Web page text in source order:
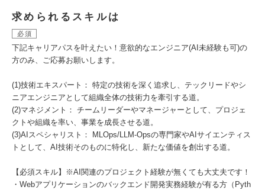
求められるスキルは
必須
下記キャリアパスを叶えたい！意欲的なエンジニア(AI未経験も可)の
方のみ、ご応募お願いします。
(1)技術エキスパート： 特定の技術を深く追求し、テックリードやシ
ニアエンジニアとして組織全体の技術力を牽引する道。
(2)マネジメント： チームリーダーやマネージャーとして、プロジェ
クトや組織を率い、事業を成長させる道。
(3)AIスペシャリスト： MLOps/LLM-Opsの専門家やAIサイエンティス
トとして、AI技術そのものに特化し、新たな価値を創出する道。
【必須スキル】※AI関連のプロジェクト経験が無くても大丈夫です！
・Webアプリケーションのバックエンド開発実務経験が有る方（Pyth